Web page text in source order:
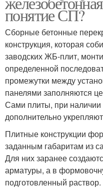
понятие СП?
Сборные бетонные
конструкция, которая
заводских ЖБ-плит,
определенной
промежутки между
панелями заполняются
Сами плиты, при
дополнительно
Плитные конструкции
заданным габаритам из
Для них заранее
арматуры, а в
подготовленный раствор.